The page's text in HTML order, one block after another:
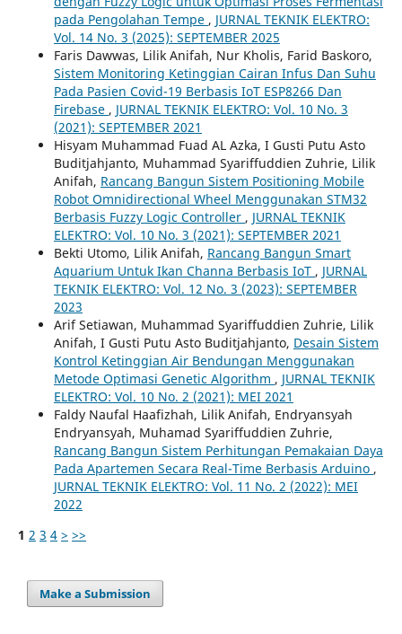
pada Pengolahan Tempe , JURNAL TEKNIK ELEKTRO:
Vol. 14 No. 3 (2025): SEPTEMBER 2025
Faris Dawwas, Lilik Anifah, Nur Kholis, Farid Baskoro,
Sistem Monitoring Ketinggian Cairan Infus Dan Suhu
Pada Pasien Covid-19 Berbasis IoT ESP8266 Dan
Firebase , JURNAL TEKNIK ELEKTRO: Vol. 10 No. 3
(2021): SEPTEMBER 2021
Hisyam Muhammad Fuad AL Azka, I Gusti Putu Asto
Buditjahjanto, Muhammad Syariffuddien Zuhrie, Lilik
Anifah, Rancang Bangun Sistem Positioning Mobile
Robot Omnidirectional Wheel Menggunakan STM32
Berbasis Fuzzy Logic Controller , JURNAL TEKNIK
ELEKTRO: Vol. 10 No. 3 (2021): SEPTEMBER 2021
Bekti Utomo, Lilik Anifah, Rancang Bangun Smart
Aquarium Untuk Ikan Channa Berbasis IoT , JURNAL
TEKNIK ELEKTRO: Vol. 12 No. 3 (2023): SEPTEMBER
2023
Arif Setiawan, Muhammad Syariffuddien Zuhrie, Lilik
Anifah, I Gusti Putu Asto Buditjahjanto, Desain Sistem
Kontrol Ketinggian Air Bendungan Menggunakan
Metode Optimasi Genetic Algorithm , JURNAL TEKNIK
ELEKTRO: Vol. 10 No. 2 (2021): MEI 2021
Faldy Naufal Haafizhah, Lilik Anifah, Endryansyah
Endryansyah, Muhamad Syariffuddien Zuhrie,
Rancang Bangun Sistem Perhitungan Pemakaian Daya
Pada Apartemen Secara Real-Time Berbasis Arduino ,
JURNAL TEKNIK ELEKTRO: Vol. 11 No. 2 (2022): MEI
2022
1 2 3 4 > >>
Make a Submission